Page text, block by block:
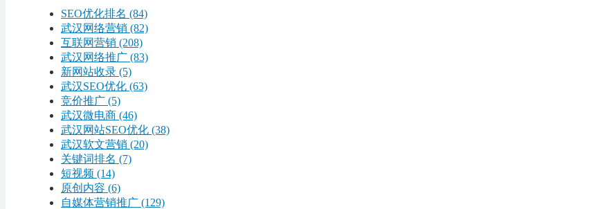
SEO优化排名 (84)
武汉网络营销 (82)
互联网营销 (208)
武汉网络推广 (83)
新网站收录 (5)
武汉SEO优化 (63)
竞价推广 (5)
武汉微电商 (46)
武汉网站SEO优化 (38)
武汉软文营销 (20)
关键词排名 (7)
短视频 (14)
原创内容 (6)
自媒体营销推广 (129)